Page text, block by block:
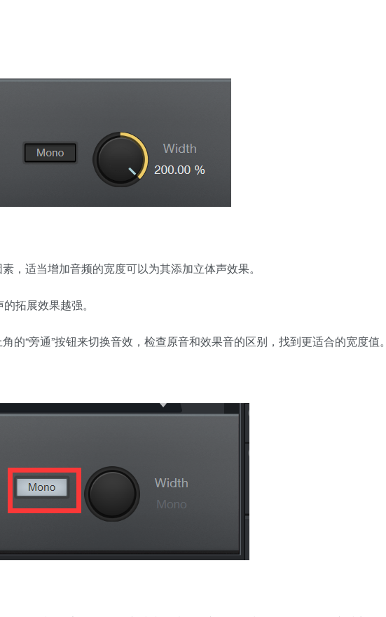
，适当增加音频的宽度可以为其添加立体声效果。
拓展效果越强。
的“旁通”按钮来切换音效，检查原音和效果音的区别，找到更适合的宽度值